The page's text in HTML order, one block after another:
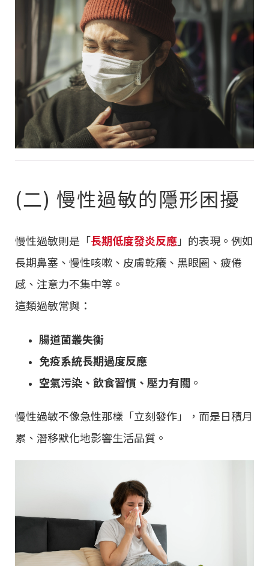
(二) 慢性過敏的隱形困擾
慢性過敏則是「長期低度發炎反應」的表現。例如
長期鼻塞、慢性咳嗽、皮膚乾癢、黑眼圈、疲倦
感、注意力不集中等。
這類過敏常與：
腸道菌叢失衡
免疫系統長期過度反應
空氣污染、飲食習慣、壓力有關 。
慢性過敏不像急性那樣「立刻發作」，而是日積月
累、潛移默化地影響生活品質。